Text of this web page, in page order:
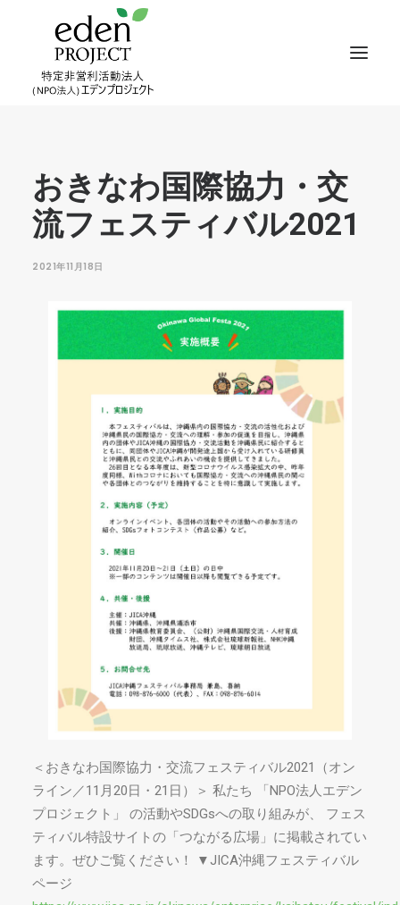
おきなわ国際協力・交
流フェスティバル2021
2021年11月18日
＜おきなわ国際協力・交流フェスティバル2021（オン
ライン／11月20日・21日）＞ 私たち 「NPO法人エデン
プロジェクト」 の活動やSDGsへの取り組みが、 フェス
ティバル特設サイトの「つながる広場」に掲載されてい
ます。ぜひご覧ください！ ▼JICA沖縄フェスティバル
ページ